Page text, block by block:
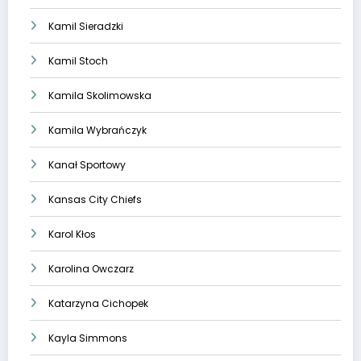
Kamil Sieradzki
Kamil Stoch
Kamila Skolimowska
Kamila Wybrańczyk
Kanał Sportowy
Kansas City Chiefs
Karol Kłos
Karolina Owczarz
Katarzyna Cichopek
Kayla Simmons